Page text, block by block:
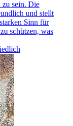
zu sein. Die
und stellt
Sinn für
schützen, was